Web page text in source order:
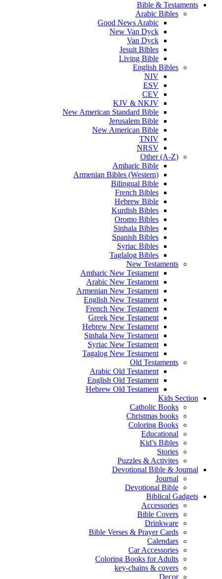
Bible & Testaments
Arabic Bibles
Good News Arabic
New Van Dyck
Van Dyck
Jesuit Bibles
Living Bible
English Bibles
NIV
ESV
CEV
KJV & NKJV
New American Standard Bible
Jerusalem Bible
New American Bible
TNIV
NRSV
Other (A-Z)
Amharic Bible
Armenian Bibles (Western)
Bilingual Bible
French Bibles
Hebrew Bible
Kurdish Bibles
Oromo Bibles
Sinhala Bibles
Spanish Bibles
Syriac Bibles
Taglalog Bibles
New Testaments
Amharic New Testament
Arabic New Testament
Armenian New Testament
English New Testament
French New Testament
Greek New Testament
Hebrew New Testament
Sinhala New Testament
Syriac New Testament
Tagalog New Testament
Old Testaments
Arabic Old Testament
English Old Testament
Hebrew Old Testament
Kids Section
Catholic Books
Christmas books
Coloring Books
Educational
Kid’s Bibles
Stories
Puzzles & Activites
Devotional Bible & Journal
Journal
Devotional Bible
Biblical Gadgets
Accessories
Bible Covers
Drinkware
Bible Verses & Prayer Cards
Calendars
Car Accessories
Coloring Books for Adults
key-chains & covers
Decor